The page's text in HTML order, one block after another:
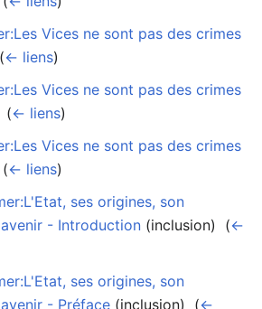
Vices ne sont pas des crimes
(← liens)
Vices ne sont pas des crimes
(← liens)
Vices ne sont pas des crimes
(← liens)
ses origines, son
- Introduction (inclusion) ‎ (←
ses origines, son
- Préface (inclusion) ‎ (←